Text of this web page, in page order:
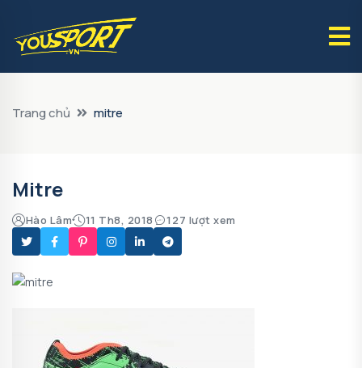
Trang chủ mitre
Mitre
Hào Lâm 11 Th8, 2018 127 lượt xem